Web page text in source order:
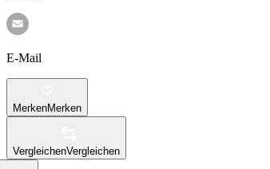
E-Mail
MerkenMerken
VergleichenVergleichen